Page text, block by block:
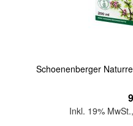
Schoenenberger
Inkl. 19% MwSt.